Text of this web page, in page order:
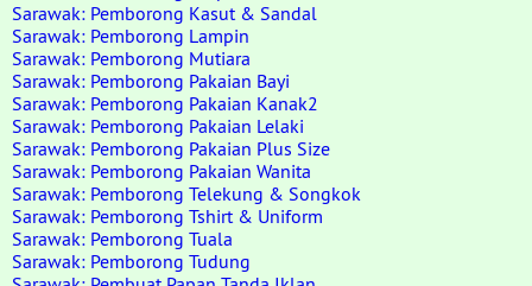
Sarawak: Pemborong Kasut & Sandal
Sarawak: Pemborong Lampin
Sarawak: Pemborong Mutiara
Sarawak: Pemborong Pakaian Bayi
Sarawak: Pemborong Pakaian Kanak2
Sarawak: Pemborong Pakaian Lelaki
Sarawak: Pemborong Pakaian Plus Size
Sarawak: Pemborong Pakaian Wanita
Sarawak: Pemborong Telekung & Songkok
Sarawak: Pemborong Tshirt & Uniform
Sarawak: Pemborong Tuala
Sarawak: Pemborong Tudung